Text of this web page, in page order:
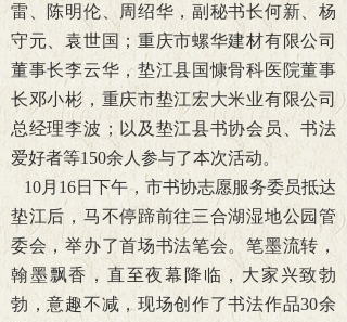
雷、陈明伦、周绍华，副秘书长何新、杨
守元、袁世国；重庆市螺华建材有限公司
董事长李云华，垫江县国慷骨科医院董事
长邓小彬，重庆市垫江宏大米业有限公司
总经理李波；以及垫江县书协会员、书法
爱好者等150余人参与了本次活动。
10月16日下午，市书协志愿服务委员抵达
垫江后，马不停蹄前往三合湖湿地公园管
委会，举办了首场书法笔会。笔墨流转，
翰墨飘香，直至夜幕降临，大家兴致勃
勃，意趣不减，现场创作了书法作品30余